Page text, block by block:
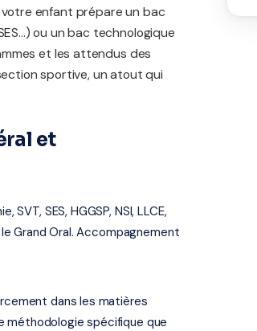
votre enfant prépare un bac
ou un bac technologique
et les attendus des
sportive, un atout qui
et
SES, HGGSP, NSI, LLCE,
Grand Oral. Accompagnement
dans les matières
méthodologie spécifique que